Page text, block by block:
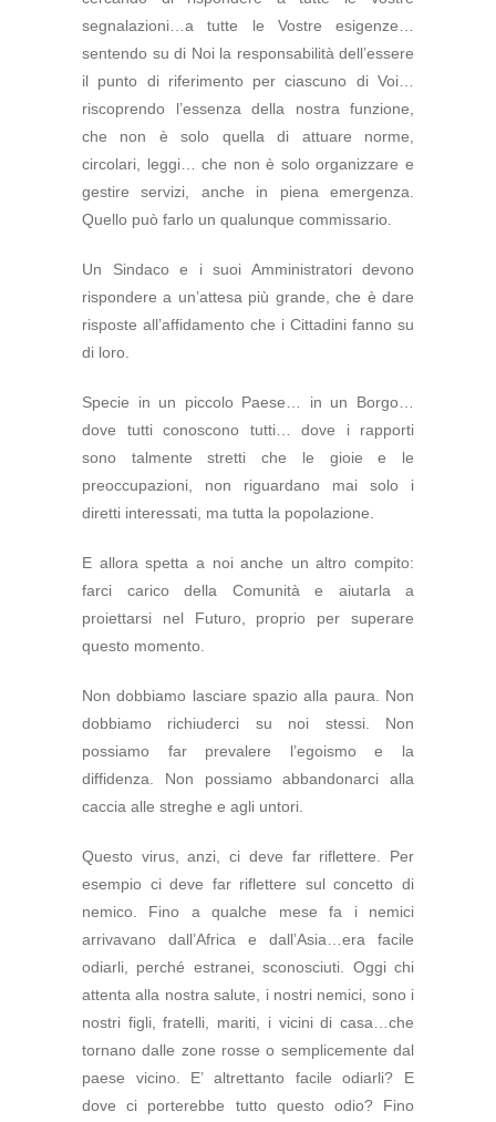
segnalazioni…a tutte le Vostre esigenze…
sentendo su di Noi la responsabilità dell’essere
il punto di riferimento per ciascuno di Voi…
riscoprendo l’essenza della nostra funzione,
che non è solo quella di attuare norme,
circolari, leggi… che non è solo organizzare e
gestire servizi, anche in piena emergenza.
Quello può farlo un qualunque commissario.
Un Sindaco e i suoi Amministratori devono
rispondere a un’attesa più grande, che è dare
risposte all’affidamento che i Cittadini fanno su
di loro.
Specie in un piccolo Paese… in un Borgo…
dove tutti conoscono tutti… dove i rapporti
sono talmente stretti che le gioie e le
preoccupazioni, non riguardano mai solo i
diretti interessati, ma tutta la popolazione.
E allora spetta a noi anche un altro compito:
farci carico della Comunità e aiutarla a
proiettarsi nel Futuro, proprio per superare
questo momento.
Non dobbiamo lasciare spazio alla paura. Non
dobbiamo richiuderci su noi stessi. Non
possiamo far prevalere l’egoismo e la
diffidenza. Non possiamo abbandonarci alla
caccia alle streghe e agli untori.
Questo virus, anzi, ci deve far riflettere. Per
esempio ci deve far riflettere sul concetto di
nemico. Fino a qualche mese fa i nemici
arrivavano dall’Africa e dall’Asia…era facile
odiarli, perché estranei, sconosciuti. Oggi chi
attenta alla nostra salute, i nostri nemici, sono i
nostri figli, fratelli, mariti, i vicini di casa…che
tornano dalle zone rosse o semplicemente dal
paese vicino. E’ altrettanto facile odiarli? E
dove ci porterebbe tutto questo odio? Fino